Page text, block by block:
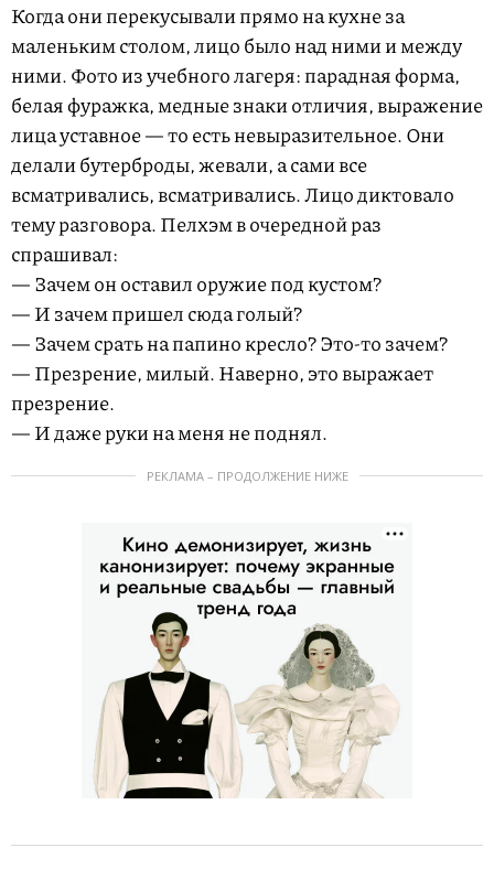
Когда они перекусывали прямо на кухне за
маленьким столом, лицо было над ними и между
ними. Фото из учебного лагеря: парадная форма,
белая фуражка, медные знаки отличия, выражение
лица уставное — то есть невыразительное. Они
делали бутерброды, жевали, а сами все
всматривались, всматривались. Лицо диктовало
тему разговора. Пелхэм в очередной раз
спрашивал:
— Зачем он оставил оружие под кустом?
— И зачем пришел сюда голый?
— Зачем срать на папино кресло? Это-то зачем?
— Презрение, милый. Наверно, это выражает
презрение.
— И даже руки на меня не поднял.
РЕКЛАМА – ПРОДОЛЖЕНИЕ НИЖЕ